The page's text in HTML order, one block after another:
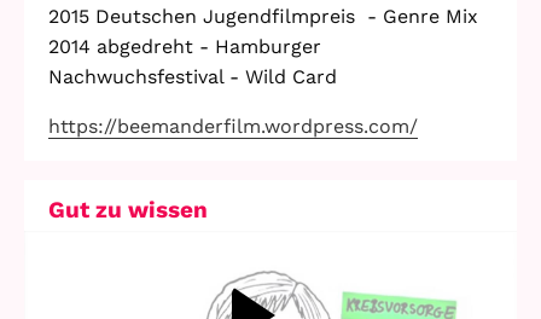
2015 Deutschen Jugendfilmpreis - Genre Mix
2014 abgedreht - Hamburger
Nachwuchsfestival - Wild Card
https://beemanderfilm.wordpress.com/
Gut zu wissen